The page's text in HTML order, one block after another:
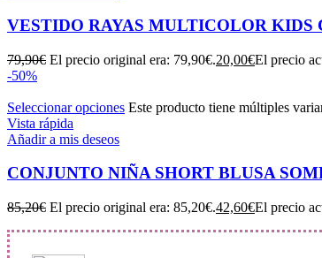
VESTIDO RAYAS MULTICOLOR KIDS
79,90€ El precio original era: 79,90€.20,00€El precio
-50%
Seleccionar opciones Este producto tiene múltiples
Vista rápida
Añadir a mis deseos
CONJUNTO NIÑA SHORT BLUSA
85,20€ El precio original era: 85,20€.42,60€El precio